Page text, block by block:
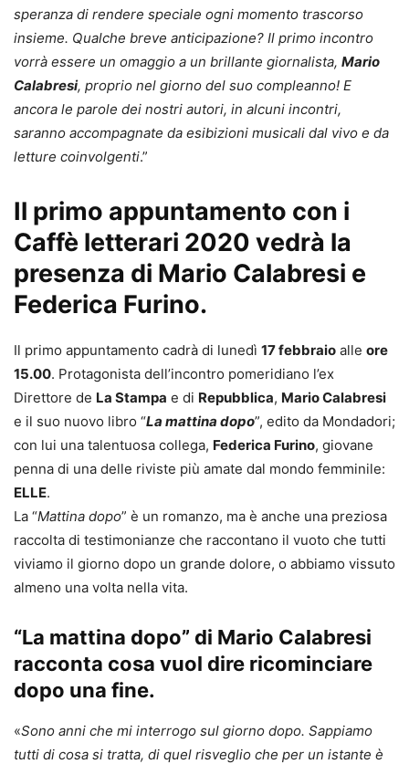
speranza di rendere speciale ogni momento trascorso
insieme. Qualche breve anticipazione? Il primo incontro
vorrà essere un omaggio a un brillante giornalista, Mario
Calabresi, proprio nel giorno del suo compleanno! E
ancora le parole dei nostri autori, in alcuni incontri,
saranno accompagnate da esibizioni musicali dal vivo e da
letture coinvolgenti.”
Il primo appuntamento con i
Caffè letterari 2020 vedrà la
presenza di Mario Calabresi e
Federica Furino.
Il primo appuntamento cadrà di lunedì 17 febbraio alle ore
15.00. Protagonista dell’incontro pomeridiano l’ex
Direttore de La Stampa e di Repubblica, Mario Calabresi
e il suo nuovo libro “La mattina dopo”, edito da Mondadori;
con lui una talentuosa collega, Federica Furino, giovane
penna di una delle riviste più amate dal mondo femminile:
ELLE.
La “Mattina dopo” è un romanzo, ma è anche una preziosa
raccolta di testimonianze che raccontano il vuoto che tutti
viviamo il giorno dopo un grande dolore, o abbiamo vissuto
almeno una volta nella vita.
“La mattina dopo” di Mario Calabresi
racconta cosa vuol dire ricominciare
dopo una fine.
«Sono anni che mi interrogo sul giorno dopo. Sappiamo
tutti di cosa si tratta, di quel risveglio che per un istante è